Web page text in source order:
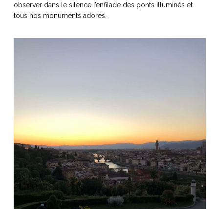
observer dans le silence l’enfilade des ponts illuminés et
tous nos monuments adorés.